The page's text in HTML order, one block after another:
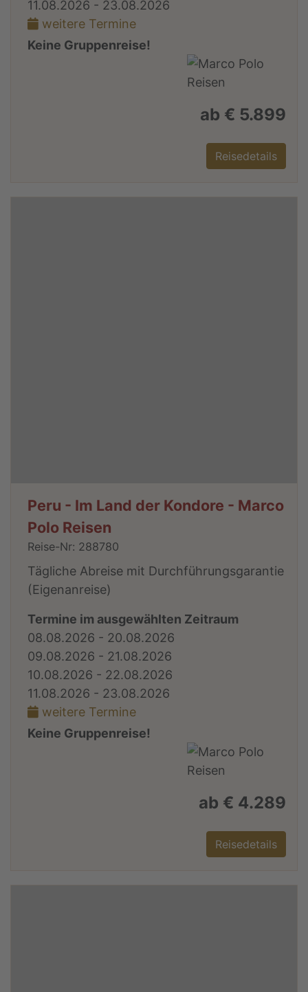
11.08.2026 - 23.08.2026
weitere Termine
Keine Gruppenreise!
ab € 5.899
Reisedetails
Peru - Im Land der Kondore - Marco
Polo Reisen
Reise-Nr: 288780
Tägliche Abreise mit Durchführungsgarantie
(Eigenanreise)
Termine im ausgewählten Zeitraum
08.08.2026 - 20.08.2026
09.08.2026 - 21.08.2026
10.08.2026 - 22.08.2026
11.08.2026 - 23.08.2026
weitere Termine
Keine Gruppenreise!
ab € 4.289
Reisedetails